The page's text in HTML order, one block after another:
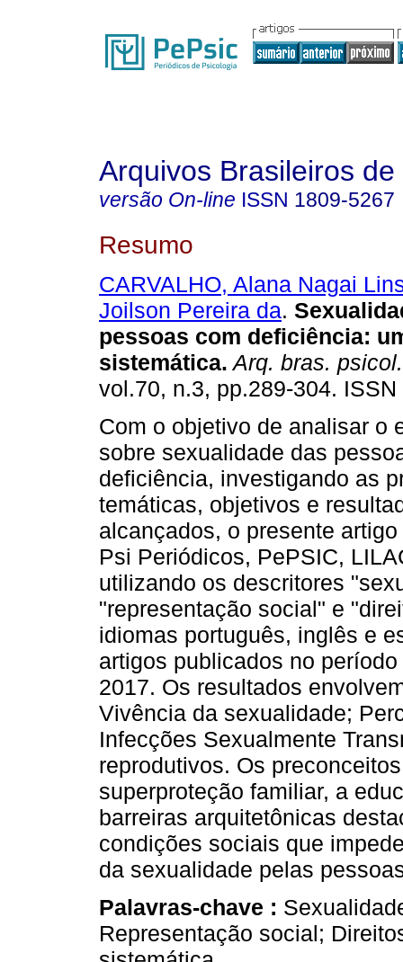
Arquivos Brasileiros
versão On-line ISSN 1809-5267
Resumo
CARVALHO, Alana Nagai
Joilson Pereira da.
pessoas com deficiência:
sistemática. Arq. bras. psicol.
vol.70, n.3, pp.289-304.
Com o objetivo de analisar o
sobre sexualidade das
deficiência, investigando as
temáticas, objetivos e
alcançados, o presente
Psi Periódicos, PePSIC,
utilizando os descritores
"representação social" e
idiomas português, inglês e
artigos publicados no
2017. Os resultados
Vivência da sexualidade;
Infecções Sexualmente
reprodutivos. Os
superproteção familiar, a
barreiras arquitetônicas
condições sociais que
da sexualidade pelas
Palavras-chave :
Representação social;